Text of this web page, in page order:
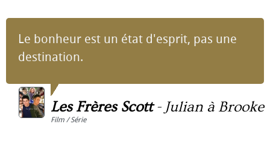
Le bonheur est un état d'esprit, pas une
destination.
Les Frères Scott- Julian à Brooke
Film / Série